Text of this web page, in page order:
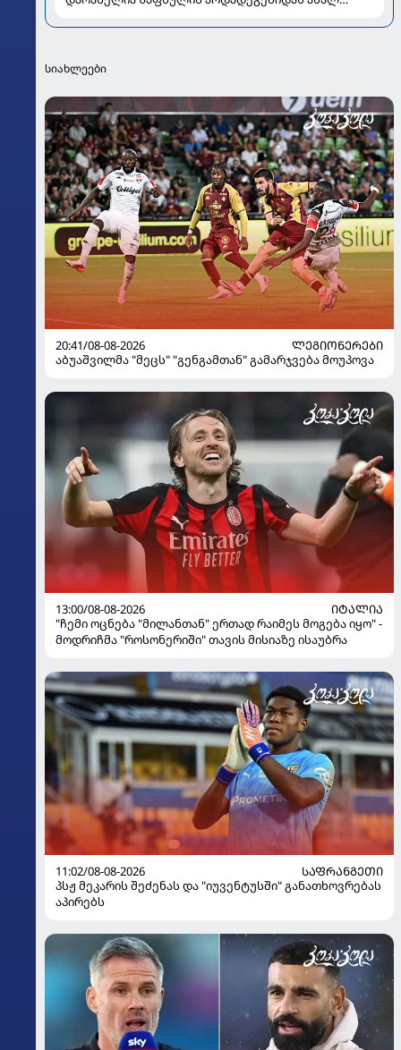
სიახლეები
20:41/08-08-2026
ᲚᲔᲒᲘᲝᲜᲔᲠᲔᲑᲘ
აბუაშვილმა "მეცს" "გენგამთან" გამარჯვება მოუპოვა
13:00/08-08-2026
ᲘᲢᲐᲚᲘᲐ
"ჩემი ოცნება "მილანთან" ერთად რაიმეს მოგება იყო" -
მოდრიჩმა "როსონერიში" თავის მისიაზე ისაუბრა
11:02/08-08-2026
ᲡᲐᲤᲠᲐᲜᲒᲔᲗᲘ
პსჟ მეკარის შეძენას და "იუვენტუსში" განათხოვრებას
აპირებს